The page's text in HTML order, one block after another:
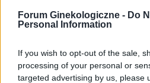
Forum Ginekologiczne - Do
Personal Information
If you wish to opt-out of the sale,
processing of your personal or
targeted advertising by us, please
ZOBACZ INNE